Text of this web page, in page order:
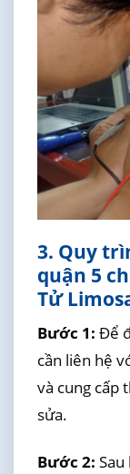
3. Quy
quận 5
Tử
Bước 1: Để
cần liên hệ
và cung cấp
sửa.
Bước 2: